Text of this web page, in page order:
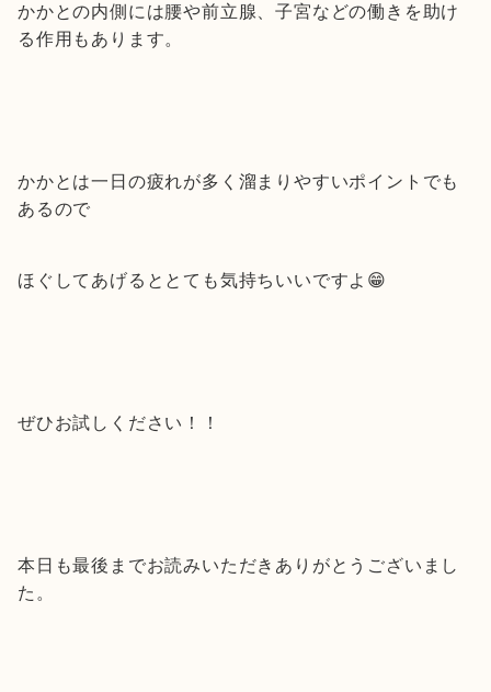
かかとの内側には腰や前立腺、子宮などの働きを助け
る作用もあります。
かかとは一日の疲れが多く溜まりやすいポイントでも
あるので
ほぐしてあげるととても気持ちいいですよ😁
ぜひお試しください！！
本日も最後までお読みいただきありがとうございまし
た。